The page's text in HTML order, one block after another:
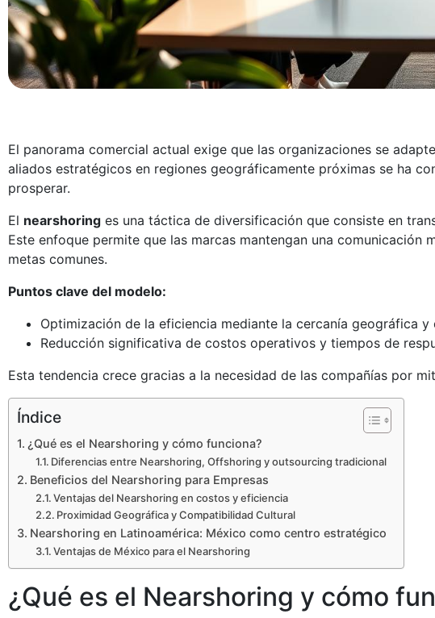
El panorama comercial actual exige que las organizaciones se
aliados estratégicos en regiones geográficamente próximas se ha
prosperar.
El nearshoring es una táctica de diversificación que consiste en
Este enfoque permite que las marcas mantengan una
metas comunes.
Puntos clave del modelo:
Optimización de la eficiencia mediante la cercanía geográfica y
Reducción significativa de costos operativos y tiempos de
Esta tendencia crece gracias a la necesidad de las compañías por
Índice
¿Qué es el Nearshoring y cómo funciona?
Diferencias entre Nearshoring, Offshoring y outsourcing tradicional
Beneficios del Nearshoring para Empresas
Ventajas del Nearshoring en costos y eficiencia
Proximidad Geográfica y Compatibilidad Cultural
Nearshoring en Latinoamérica: México como centro estratégico
Ventajas de México para el Nearshoring
¿Qué es el Nearshoring y cómo